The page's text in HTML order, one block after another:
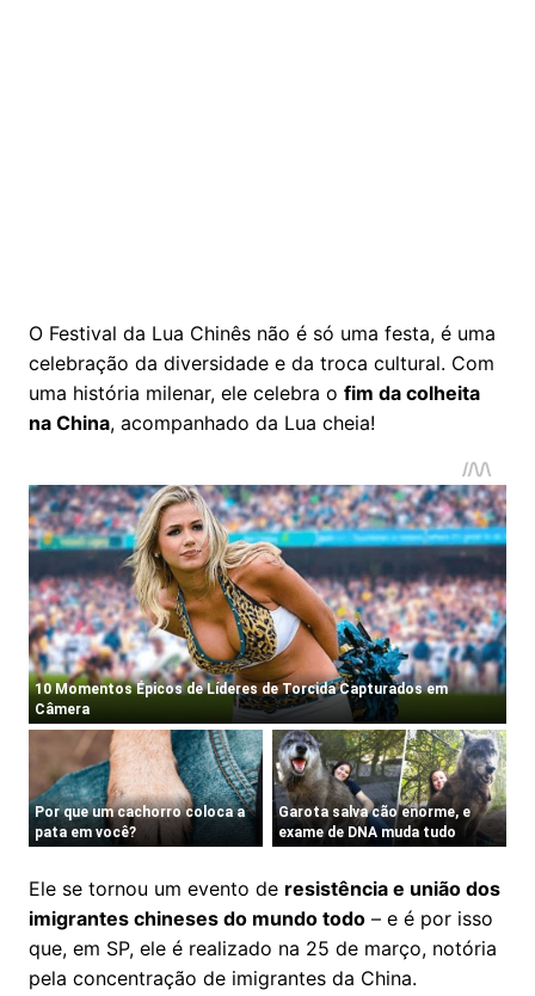
O Festival da Lua Chinês não é só uma festa, é uma
celebração da diversidade e da troca cultural. Com
uma história milenar, ele celebra o fim da colheita
na China, acompanhado da Lua cheia!
Ele se tornou um evento de resistência e união dos
imigrantes chineses do mundo todo – e é por isso
que, em SP, ele é realizado na 25 de março, notória
pela concentração de imigrantes da China.